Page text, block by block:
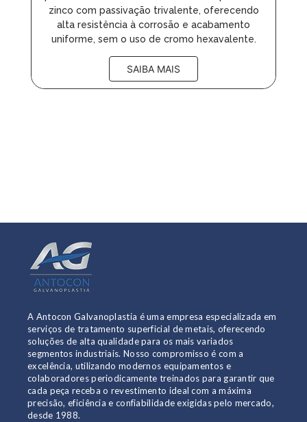
zinco com passivação trivalente, oferecendo
alta resistência à corrosão e acabamento
uniforme, sem o uso de cromo hexavalente.
SAIBA MAIS
A Antocon Galvanoplastia é uma empresa especializada em
serviços de tratamento superficial de metais, oferecendo
soluções de alta qualidade para os mais variados
segmentos industriais. Nosso compromisso é com a
excelência, utilizando modernos equipamentos e
colaboradores periodicamente treinados para garantir que
cada peça receba o revestimento ideal com a máxima
precisão, eficiência e confiabilidade exigidas pelo mercado,
desde 1988.